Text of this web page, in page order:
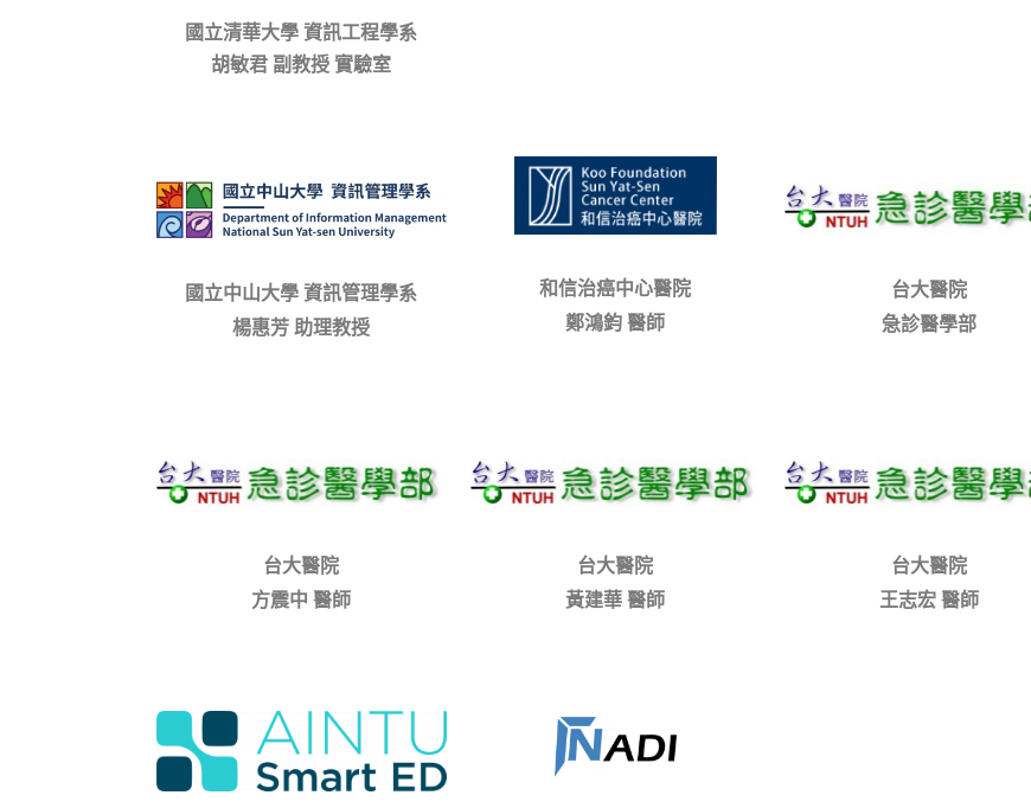
國立清華大學 資訊工程學系
胡敏君 副教授 實驗室
國立中山大學 資訊管理學系
楊惠芳 助理教授
和信治癌中心醫院
鄭鴻鈞 醫師
台大醫院
急診醫學部
台大醫院
方震中 醫師
台大醫院
黃建華 醫師
台大醫院
王志宏 醫師